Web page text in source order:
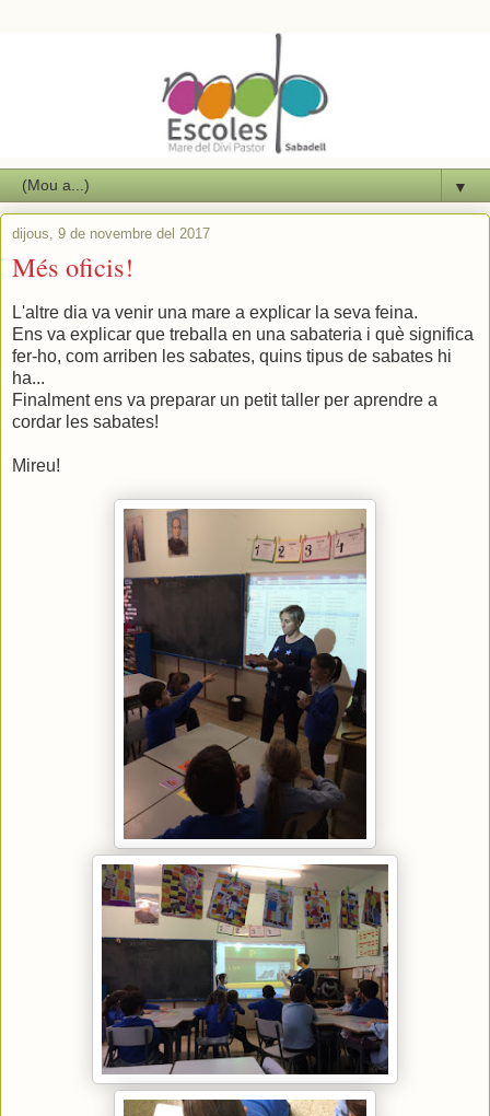
▼
dijous, 9 de novembre del 2017
Més oficis!
L'altre dia va venir una mare a explicar la seva feina.
Ens va explicar que treballa en una sabateria i què significa
fer-ho, com arriben les sabates, quins tipus de sabates hi
ha...
Finalment ens va preparar un petit taller per aprendre a
cordar les sabates!
Mireu!